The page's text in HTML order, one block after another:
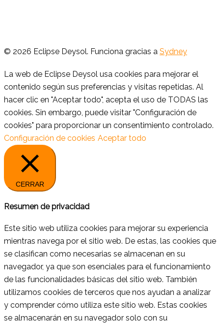
© 2026 Eclipse Deysol. Funciona gracias a Sydney
La web de Eclipse Deysol usa cookies para mejorar el
contenido según sus preferencias y visitas repetidas. Al
hacer clic en "Aceptar todo", acepta el uso de TODAS las
cookies. Sin embargo, puede visitar "Configuración de
cookies" para proporcionar un consentimiento controlado.
Configuración de cookies Aceptar todo
CERRAR
Resumen de privacidad
Este sitio web utiliza cookies para mejorar su experiencia
mientras navega por el sitio web. De estas, las cookies que
se clasifican como necesarias se almacenan en su
navegador, ya que son esenciales para el funcionamiento
de las funcionalidades básicas del sitio web. También
utilizamos cookies de terceros que nos ayudan a analizar
y comprender cómo utiliza este sitio web. Estas cookies
se almacenarán en su navegador solo con su